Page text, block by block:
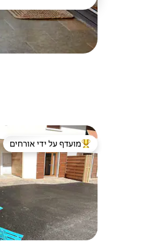
מוביל בקרב נכסים
מועדף על ידי אורחים